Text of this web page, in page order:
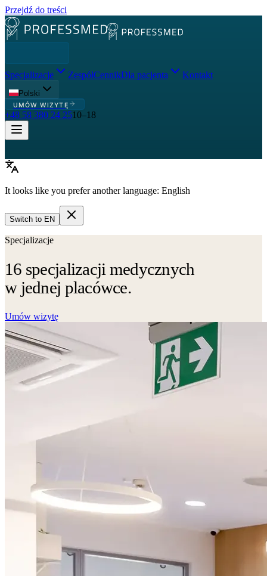
Przejdź do treści
Specjalizacje ZespółCennikDla pacjenta Kontakt
Polski
UMÓW WIZYTĘ
+48 58 380 24 2510–18
It looks like you prefer another language: English
Switch to EN
Specjalizacje
16 specjalizacji medycznych
w jednej placówce.
Umów wizytę